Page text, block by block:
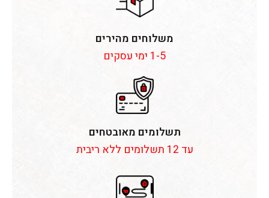
משלוחים מהירים
1-5 ימי עסקים
תשלומים מאובטחים
עד 12 תשלומים ללא ריבית